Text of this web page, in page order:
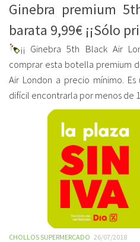
Ginebra premium
barata 9,99€ ¡¡Sólo
¡¡ Ginebra 5th Black Air
comprar esta botella premium
Air London a precio mínimo.
difícil encontrarla por menos de
CHOLLOS SUPERMERCADO 26/07/2018